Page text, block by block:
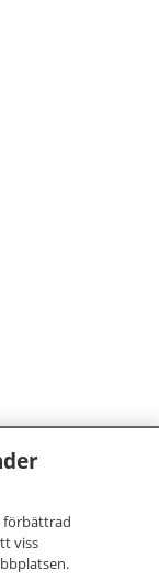
vård
förbättrad
viss